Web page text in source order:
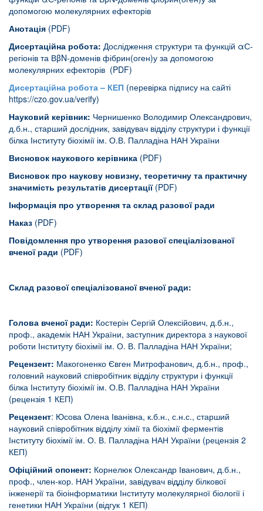
допомогою молекулярних ефекторів
Анотація (PDF)
Дисертаційна робота: Дослідження структури та функцій αС-
регіонів та ВβN-доменів фібрин(оген)у за допомогою
молекулярних ефекторів (PDF)
Дисертаційна робота – КЕП (перевірка підпису на сайті
https://czo.gov.ua/verify)
Науковий керівник: Чернишенко Володимир Олександрович,
д.б.н., старший дослідник, завідувач відділу структури і функції
білка Інституту біохімії ім. О.В. Палладіна НАН України
Висновок наукового керівника (PDF)
Висновок про наукову новизну, теоретичну та практичну
значимість результатів дисертації (PDF)
Інформація про утворення та склад разової ради
Наказ (PDF)
Повідомлення про утворення разової спеціалізованої
вченої ради (PDF)
Склад разової спеціалізованої вченої ради:
Голова вченої ради: Костерін Сергій Олексійович, д.б.н.,
проф., академік НАН України, заступник директора з наукової
роботи Інституту біохімії ім. О. В. Палладіна НАН України;
Рецензент: Макогоненко Євген Митрофанович, д.б.н., проф.,
головний науковий співробітник відділу структури і функції
білка Інституту біохімії ім. О.В. Палладіна НАН України
(рецензія 1 КЕП)
Рецензент: Юсова Олена Іванівна, к.б.н., с.н.с., старший
науковий співробітник відділу хімії та біохімії ферментів
Інституту біохімії ім. О. В. Палладіна НАН України (рецензія 2
КЕП)
Офіційний опонент: Корнелюк Олександр Іванович, д.б.н.,
проф., член-кор. НАН України, завідувач відділу білкової
інженерії та біоінформатики Інституту молекулярної біології і
генетики НАН України (відгук 1 КЕП)